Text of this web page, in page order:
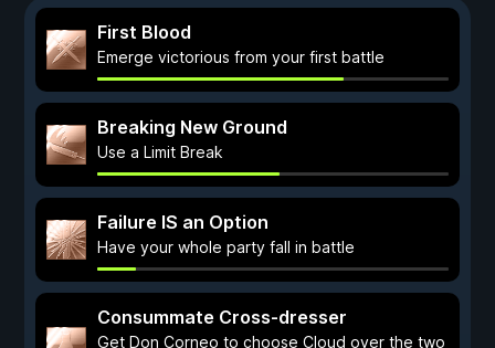
First Blood
Emerge victorious from your first battle
Breaking New Ground
Use a Limit Break
Failure IS an Option
Have your whole party fall in battle
Consummate Cross-dresser
Get Don Corneo to choose Cloud over the two